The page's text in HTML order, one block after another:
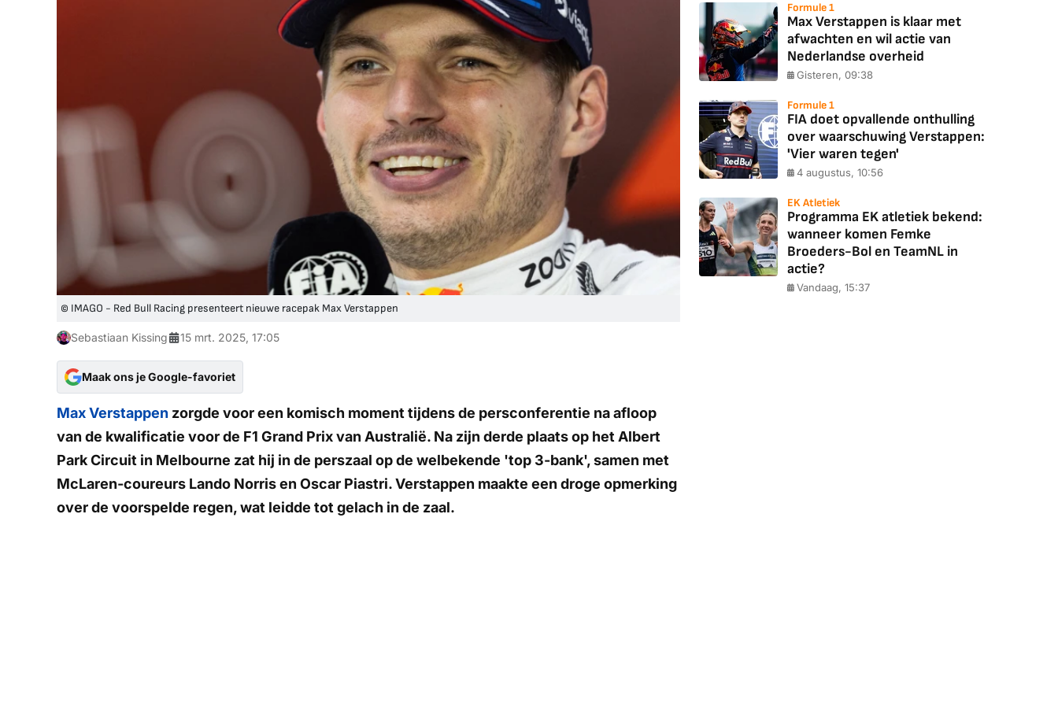
© IMAGO - Red Bull Racing presenteert nieuwe racepak Max Verstappen
Sebastiaan Kissing 15 mrt. 2025, 17:05
Maak ons je Google-favoriet
Max Verstappen zorgde voor een komisch moment tijdens de persconferentie na afloop
van de kwalificatie voor de F1 Grand Prix van Australië. Na zijn derde plaats op het Albert
Park Circuit in Melbourne zat hij in de perszaal op de welbekende 'top 3-bank', samen met
McLaren-coureurs Lando Norris en Oscar Piastri. Verstappen maakte een droge opmerking
over de voorspelde regen, wat leidde tot gelach in de zaal.
Formule 1
Max Verstappen is klaar met
afwachten en wil actie van
Nederlandse overheid
Gisteren, 09:38
Formule 1
FIA doet opvallende onthulling
over waarschuwing Verstappen:
'Vier waren tegen'
4 augustus, 10:56
EK Atletiek
Programma EK atletiek bekend:
wanneer komen Femke
Broeders-Bol en TeamNL in
actie?
Vandaag, 15:37